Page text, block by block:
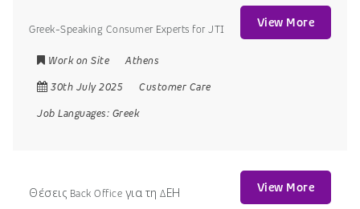
Greek-Speaking Consumer Experts for JTI
Work on Site
Athens
30th July 2025
Customer Care
Job Languages: Greek
View More
Θέσεις Back Office για τη ΔΕΗ View More